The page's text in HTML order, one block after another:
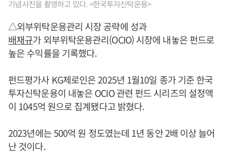
기념사진을 촬영하고 있다. <한국투자신탁운용>
△외부위탁운용관리 시장 공략에 성과
배재규가 외부위탁운용관리(OCIO) 시장에 내놓은 펀드로
높은 수익률을 기록했다.
펀드평가사 KG제로인은 2025년 1월10일 종가 기준 한국
투자신탁운용이 내놓은 OCIO 관련 펀드 시리즈의 설정액
이 1045억 원으로 집계됐다고 밝혔다.
2023년에는 500억 원 정도였는데 1년 동안 2배 이상 늘어
난 것이다.